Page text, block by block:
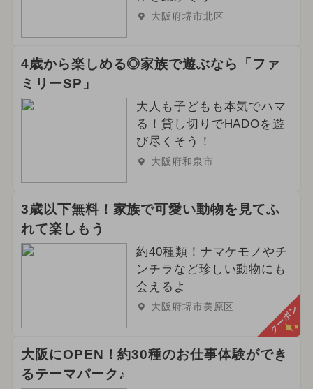
大阪府堺市北区
4歳から楽しめる◎家族で遊ぶなら「ファ
ミリーSP」
大人も子どもも本気でハマ
る！貸し切りでHADOを遊
び尽くそう！
大阪府和泉市
3歳以下無料！家族で可愛い動物を見てふ
れて楽しもう
約40種類！ナマケモノやチ
ンチラなど珍しい動物にも
会えるよ
大阪府堺市美原区 クーポン
大阪にOPEN！約30種のお仕事体験ができ
るテーマパーク♪